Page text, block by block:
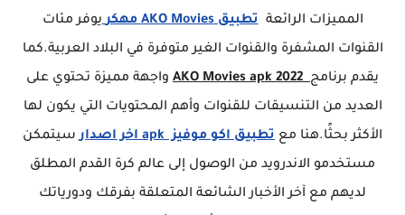
المميزات الرائعة تطبيق AKO Movies مهكر
يوفر مئات
القنوات المشفرة والقنوات الغير متوفرة في البلاد العربية.كما
يقدم برنامجAKO Movies apk 2022
واجهة مميزة تحتوي على
العديد من التنسيقات للقنوات وأهم المحتويات التي يكون لها
الأكثر بحثًا.هنا مع تطبيق اكو موفيز apk اخر اصدار
سيتمكن
مستخدمو الاندرويد من الوصول إلى عالم كرة القدم المطلق
لديهم مع آخر الأخبار الشائعة المتعلقة بفرقك ودورياتك